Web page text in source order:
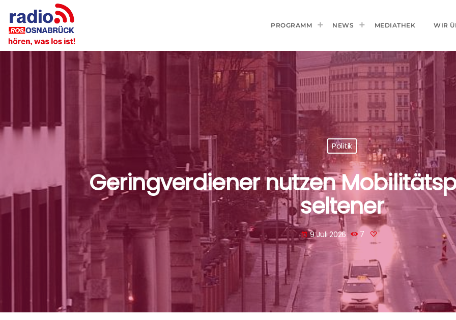
PROGRAMM NEWS MEDIATHEK WIR
Politik
Geringverdiener nutzen
seltener
today 9 Juli 2026 7